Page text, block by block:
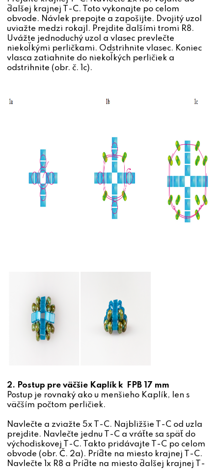
ďalšej krajnej T-C. Toto vykonajte po celom
obvode. Návlek prepojte a zapošijte. Dvojitý uzol
uviažte medzi rokajl. Prejdite ďalšími tromi R8.
Uvážte jednoduchý uzol a vlasec prevlečte
niekoľkými perličkami. Odstrihnite vlasec. Koniec
vlasca zatiahnite do niekoľkých perličiek a
odstrihnite (obr. č. 1c).
2. Postup pre väčšie Kaplík k FPB 17 mm
Postup je rovnaký ako u menšieho Kaplík, len s
väčším počtom perličiek.
Navlečte a zviažte 5x T-C. Najbližšie T-C od uzla
prejdite. Navlečte jednu T-C a vráťte sa späť do
východiskovej T-C. Takto pridávajte T-C po celom
obvode (obr. Č. 2a). Príďte na miesto krajnej T-C.
Navlečte 1x R8 a Príďte na miesto ďalšej krajnej T-